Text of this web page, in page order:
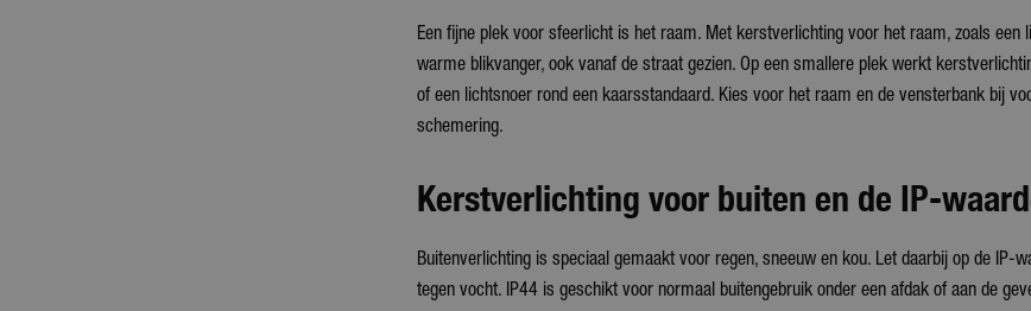
Een fijne plek voor sfeerlicht is het raam. Met kerstverlichting voor het raam, zoals
warme blikvanger, ook vanaf de straat gezien. Op een smallere plek werkt
of een lichtsnoer rond een kaarsstandaard. Kies voor het raam en de vensterbank bij
schemering.
Kerstverlichting voor buiten en de IP-
Buitenverlichting is speciaal gemaakt voor regen, sneeuw en kou. Let daarbij op de IP-
tegen vocht. IP44 is geschikt voor normaal buitengebruik onder een afdak of aan de